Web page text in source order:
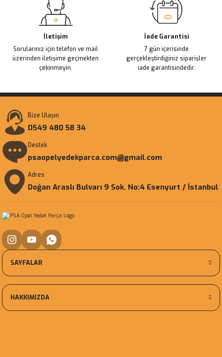
İletişim
Sorularınız için telefon ve mail
üzerinden iletişime geçmekten
çekinmeyin.
İade Garantisi
7 gün içerisinde
gerçekleştirdiğiniz siparişler
iade garantisindedir.
Bize Ulaşın
0549 480 58 34
Destek
psaopelyedekparca.com@gmail.com
Adres
Doğan Araslı Bulvarı 9 Sok. No:4 Esenyurt / İstanbul
SAYFALAR
HAKKIMIZDA